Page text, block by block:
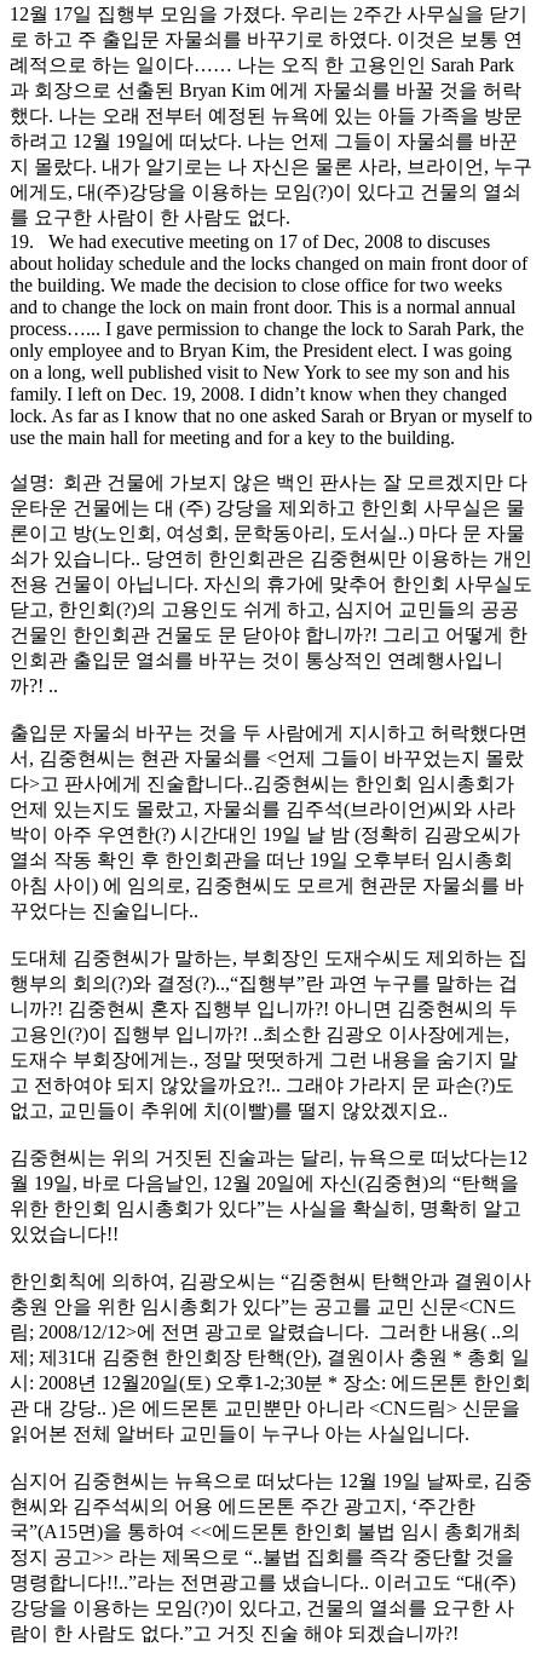
12월 17일 집행부 모임을 가졌다. 우리는 2주간 사무실을 닫기
로 하고 주 출입문 자물쇠를 바꾸기로 하였다. 이것은 보통 연
례적으로 하는 일이다…… 나는 오직 한 고용인인 Sarah Park
과 회장으로 선출된 Bryan Kim 에게 자물쇠를 바꿀 것을 허락
했다. 나는 오래 전부터 예정된 뉴욕에 있는 아들 가족을 방문
하려고 12월 19일에 떠났다. 나는 언제 그들이 자물쇠를 바꾼
지 몰랐다. 내가 알기로는 나 자신은 물론 사라, 브라이언, 누구
에게도, 대(주)강당을 이용하는 모임(?)이 있다고 건물의 열쇠
를 요구한 사람이 한 사람도 없다.
19. We had executive meeting on 17 of Dec, 2008 to discuses
about holiday schedule and the locks changed on main front door of
the building. We made the decision to close office for two weeks
and to change the lock on main front door. This is a normal annual
process…... I gave permission to change the lock to Sarah Park, the
only employee and to Bryan Kim, the President elect. I was going
on a long, well published visit to New York to see my son and his
family. I left on Dec. 19, 2008. I didn’t know when they changed
lock. As far as I know that no one asked Sarah or Bryan or myself to
use the main hall for meeting and for a key to the building.
설명: 회관 건물에 가보지 않은 백인 판사는 잘 모르겠지만 다
운타운 건물에는 대 (주) 강당을 제외하고 한인회 사무실은 물
론이고 방(노인회, 여성회, 문학동아리, 도서실..) 마다 문 자물
쇠가 있습니다.. 당연히 한인회관은 김중현씨만 이용하는 개인
전용 건물이 아닙니다. 자신의 휴가에 맞추어 한인회 사무실도
닫고, 한인회(?)의 고용인도 쉬게 하고, 심지어 교민들의 공공
건물인 한인회관 건물도 문 닫아야 합니까?! 그리고 어떻게 한
인회관 출입문 열쇠를 바꾸는 것이 통상적인 연례행사입니
까?! ..
출입문 자물쇠 바꾸는 것을 두 사람에게 지시하고 허락했다면
서, 김중현씨는 현관 자물쇠를 <언제 그들이 바꾸었는지 몰랐
다>고 판사에게 진술합니다..김중현씨는 한인회 임시총회가
언제 있는지도 몰랐고, 자물쇠를 김주석(브라이언)씨와 사라
박이 아주 우연한(?) 시간대인 19일 날 밤 (정확히 김광오씨가
열쇠 작동 확인 후 한인회관을 떠난 19일 오후부터 임시총회
아침 사이) 에 임의로, 김중현씨도 모르게 현관문 자물쇠를 바
꾸었다는 진술입니다..
도대체 김중현씨가 말하는, 부회장인 도재수씨도 제외하는 집
행부의 회의(?)와 결정(?)..,“집행부”란 과연 누구를 말하는 겁
니까?! 김중현씨 혼자 집행부 입니까?! 아니면 김중현씨의 두
고용인(?)이 집행부 입니까?! ..최소한 김광오 이사장에게는,
도재수 부회장에게는., 정말 떳떳하게 그런 내용을 숨기지 말
고 전하여야 되지 않았을까요?!.. 그래야 가라지 문 파손(?)도
없고, 교민들이 추위에 치(이빨)를 떨지 않았겠지요..
김중현씨는 위의 거짓된 진술과는 달리, 뉴욕으로 떠났다는12
월 19일, 바로 다음날인, 12월 20일에 자신(김중현)의 “탄핵을
위한 한인회 임시총회가 있다”는 사실을 확실히, 명확히 알고
있었습니다!!
한인회칙에 의하여, 김광오씨는 “김중현씨 탄핵안과 결원이사
충원 안을 위한 임시총회가 있다”는 공고를 교민 신문<CN드
림; 2008/12/12>에 전면 광고로 알렸습니다. 그러한 내용( ..의
제; 제31대 김중현 한인회장 탄핵(안), 결원이사 충원 * 총회 일
시: 2008년 12월20일(토) 오후1-2;30분 * 장소: 에드몬톤 한인회
관 대 강당.. )은 에드몬톤 교민뿐만 아니라 <CN드림> 신문을
읽어본 전체 알버타 교민들이 누구나 아는 사실입니다.
심지어 김중현씨는 뉴욕으로 떠났다는 12월 19일 날짜로, 김중
현씨와 김주석씨의 어용 에드몬톤 주간 광고지, ‘주간한
국”(A15면)을 통하여 <<에드몬톤 한인회 불법 임시 총회개최
정지 공고>> 라는 제목으로 “..불법 집회를 즉각 중단할 것을
명령합니다!!..”라는 전면광고를 냈습니다.. 이러고도 “대(주)
강당을 이용하는 모임(?)이 있다고, 건물의 열쇠를 요구한 사
람이 한 사람도 없다.”고 거짓 진술 해야 되겠습니까?!